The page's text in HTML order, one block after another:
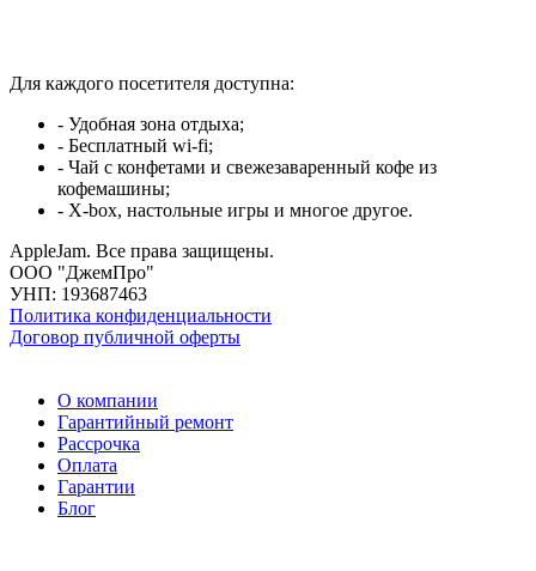
Для каждого посетителя доступна:
- Удобная зона отдыха;
- Бесплатный wi-fi;
- Чай с конфетами и свежезаваренный кофе из
кофемашины;
- X-box, настольные игры и многое другое.
AppleJam. Все права защищены.
ООО "ДжемПро"
УНП: 193687463
Политика конфиденциальности
Договор публичной оферты
О компании
Гарантийный ремонт
Рассрочка
Оплата
Гарантии
Блог